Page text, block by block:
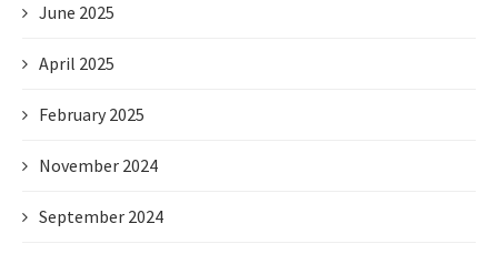
June 2025
April 2025
February 2025
November 2024
September 2024